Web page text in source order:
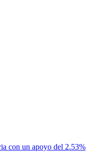
con un apoyo del 2.53%